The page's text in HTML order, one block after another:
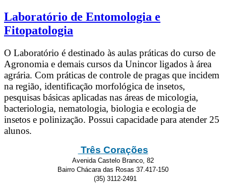
Laboratório de Entomologia e
Fitopatologia
O Laboratório é destinado às aulas práticas do curso de
Agronomia e demais cursos da Unincor ligados à área
agrária. Com práticas de controle de pragas que incidem
na região, identificação morfológica de insetos,
pesquisas básicas aplicadas nas áreas de micologia,
bacteriologia, nematologia, biologia e ecologia de
insetos e polinização. Possui capacidade para atender 25
alunos.
Três Corações
Avenida Castelo Branco, 82
Bairro Chácara das Rosas 37.417-150
(35) 3112-2491